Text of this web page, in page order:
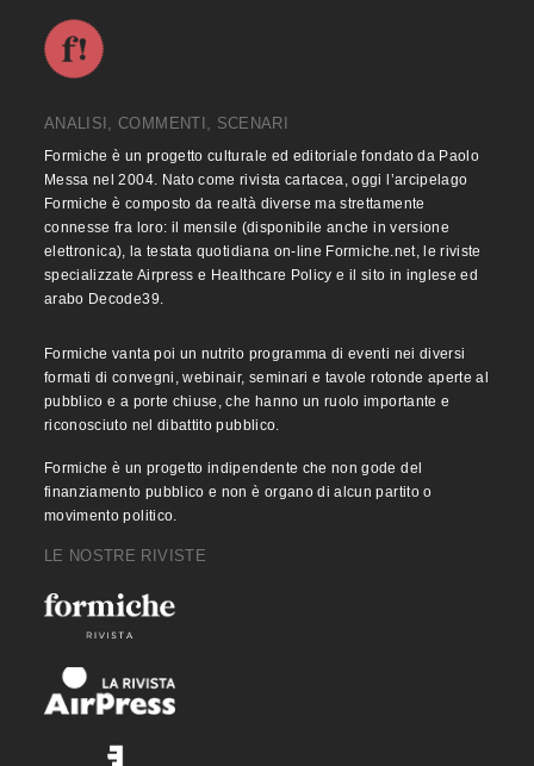
ANALISI, COMMENTI, SCENARI
Formiche è un progetto culturale ed editoriale fondato da Paolo
Messa nel 2004. Nato come rivista cartacea, oggi l’arcipelago
Formiche è composto da realtà diverse ma strettamente
connesse fra loro: il mensile (disponibile anche in versione
elettronica), la testata quotidiana on-line Formiche.net, le riviste
specializzate Airpress e Healthcare Policy e il sito in inglese ed
arabo Decode39.
Formiche vanta poi un nutrito programma di eventi nei diversi
formati di convegni, webinair, seminari e tavole rotonde aperte al
pubblico e a porte chiuse, che hanno un ruolo importante e
riconosciuto nel dibattito pubblico.
Formiche è un progetto indipendente che non gode del
finanziamento pubblico e non è organo di alcun partito o
movimento politico.
LE NOSTRE RIVISTE